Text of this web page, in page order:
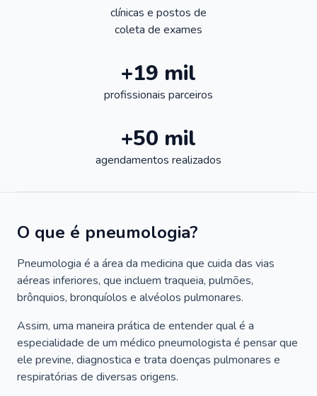
clínicas e postos de
coleta de exames
+19 mil
profissionais parceiros
+50 mil
agendamentos realizados
O que é pneumologia?
Pneumologia é a área da medicina que cuida das vias
aéreas inferiores, que incluem traqueia, pulmões,
brônquios, bronquíolos e alvéolos pulmonares.
Assim, uma maneira prática de entender qual é a
especialidade de um médico pneumologista é pensar que
ele previne, diagnostica e trata doenças pulmonares e
respiratórias de diversas origens.